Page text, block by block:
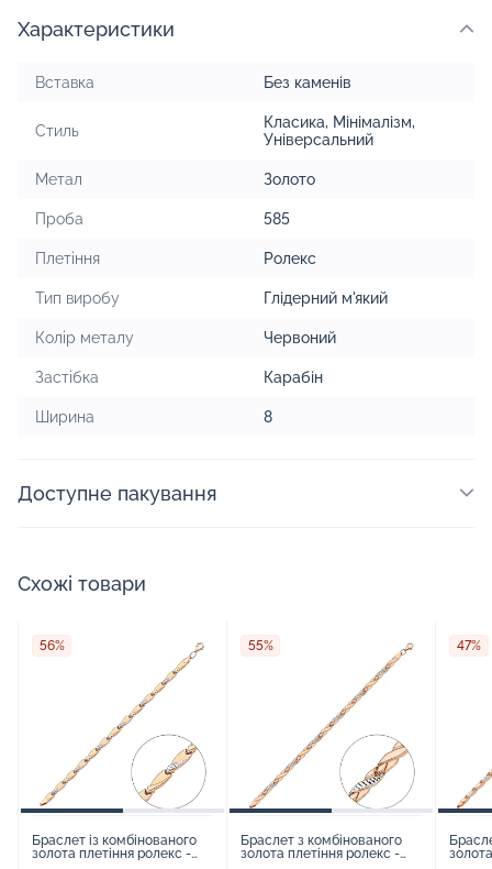
Характеристики
Вставка Без каменів
Стиль Класика, Мінімалізм,
Універсальний
Метал Золото
Проба 585
Плетіння Ролекс
Тип виробу Глідерний м'який
Колір металу Червоний
Застібка Карабін
Ширина 8
Доступне пакування
Схожі товари
56%
Браслет із комбінованого
золота плетіння ролекс -
55%
Браслет з комбінованого
золота плетіння ролекс -
47%